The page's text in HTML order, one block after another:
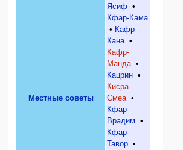
Местные советы
Ясиф •
Кфар-Кама
• Кафр-
Кана •
Кафр-
Манда •
Кацрин •
Кисра-
Смеа •
Кфар-
Врадим •
Кфар-
Тавор •